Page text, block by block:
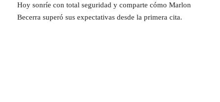
Hoy sonríe con total seguridad y comparte cómo Marlon
Becerra superó sus expectativas desde la primera cita.